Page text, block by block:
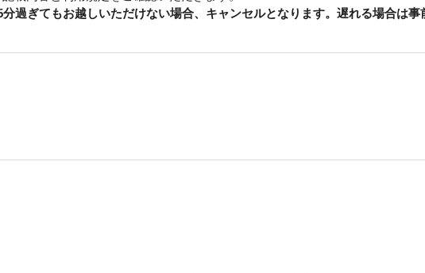
過ぎてもお越しいただけない場合、キャンセルとなります。遅れる場合は事